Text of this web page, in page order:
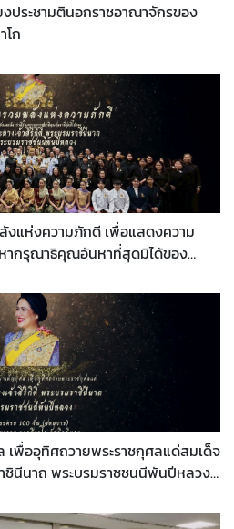
งประชามตินอกราชอาณาจักรของ
คาโก
ภักดี เพื่อแสดงความ
ากรุณาธิคุณอันหาที่สุดมิได้ของ
ดธัมมาราม นครชิคาโก รัฐอิลลิ
พื่ออุทิศถวายพระราชกุศลแด่สมเด็จ
ชินีนาถ พระบรมราชชนนีพันปีหลวง